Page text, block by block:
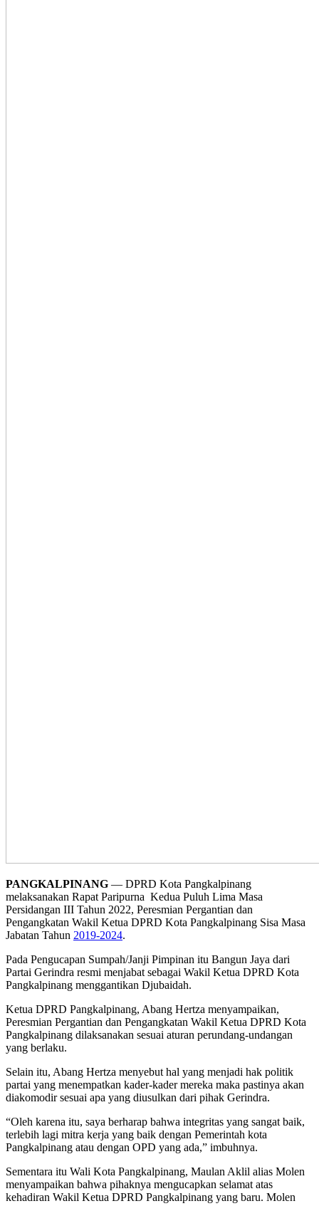
PANGKALPINANG — DPRD Kota Pangkalpinang
melaksanakan Rapat Paripurna Kedua Puluh Lima Masa
Persidangan III Tahun 2022, Peresmian Pergantian dan
Pengangkatan Wakil Ketua DPRD Kota Pangkalpinang Sisa Masa
Jabatan Tahun 2019-2024.
Pada Pengucapan Sumpah/Janji Pimpinan itu Bangun Jaya dari
Partai Gerindra resmi menjabat sebagai Wakil Ketua DPRD Kota
Pangkalpinang menggantikan Djubaidah.
Ketua DPRD Pangkalpinang, Abang Hertza menyampaikan,
Peresmian Pergantian dan Pengangkatan Wakil Ketua DPRD Kota
Pangkalpinang dilaksanakan sesuai aturan perundang-undangan
yang berlaku.
Selain itu, Abang Hertza menyebut hal yang menjadi hak politik
partai yang menempatkan kader-kader mereka maka pastinya akan
diakomodir sesuai apa yang diusulkan dari pihak Gerindra.
“Oleh karena itu, saya berharap bahwa integritas yang sangat baik,
terlebih lagi mitra kerja yang baik dengan Pemerintah kota
Pangkalpinang atau dengan OPD yang ada,” imbuhnya.
Sementara itu Wali Kota Pangkalpinang, Maulan Aklil alias Molen
menyampaikan bahwa pihaknya mengucapkan selamat atas
kehadiran Wakil Ketua DPRD Pangkalpinang yang baru. Molen